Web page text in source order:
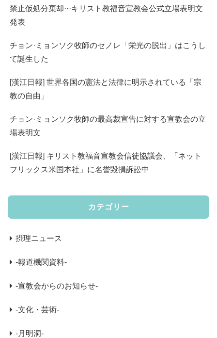
禁止仮処分棄却···キリスト教福音宣教会公式立場表明文
発表
チョン·ミョンソク牧師のセノレ「栄光の脱出」はこうし
て誕生した
[漢江日報] 世界各国の憲法と法律に明示されている「宗
教の自由」
チョン·ミョンソク牧師の最高裁宣告に対する宣教会の立
場表明文
[漢江日報] キリスト教福音宣教会信徒協議会、「ネット
フリックス米国本社」に名誉毀損訴訟中
カテゴリー
摂理ニュース
-報道機関資料-
-宣教会からのお知らせ-
-文化・芸術-
-月明洞-